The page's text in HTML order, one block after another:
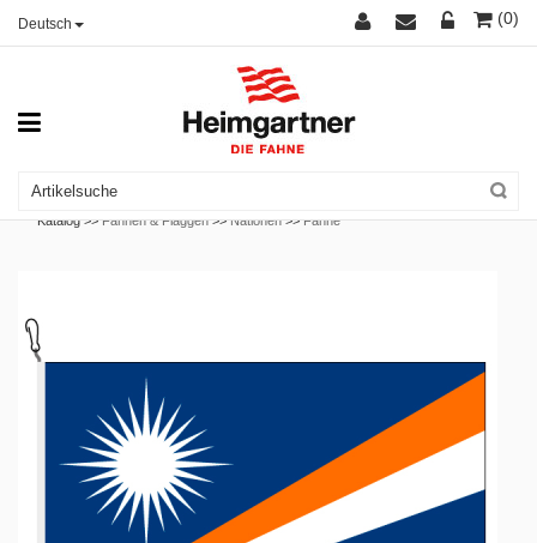
Deutsch (0)
Katalog >>Fahnen & Flaggen >>Nationen >>Fahne